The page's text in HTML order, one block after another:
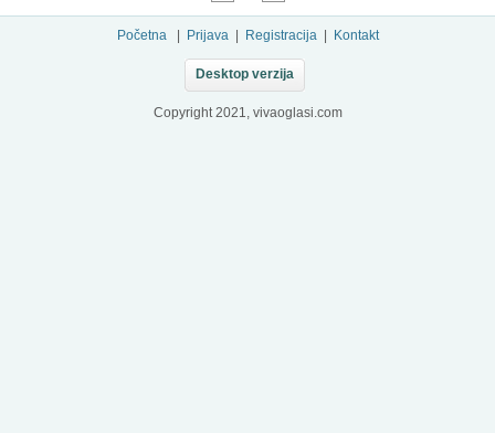
Početna Prijava Registracija Kontakt
Desktop verzija
Copyright 2021, vivaoglasi.com